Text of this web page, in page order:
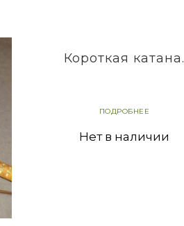
Короткая катана.
ПОДРОБНЕЕ
Нет в наличии